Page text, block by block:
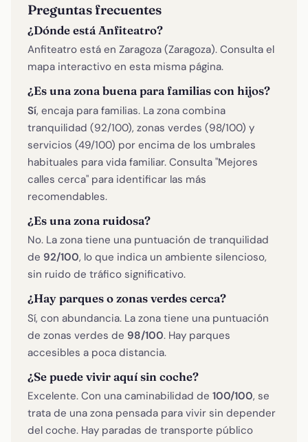
Preguntas frecuentes
¿Dónde está Anfiteatro?
Anfiteatro está en Zaragoza (Zaragoza). Consulta el
mapa interactivo en esta misma página.
¿Es una zona buena para familias con hijos?
Sí, encaja para familias. La zona combina
tranquilidad (92/100), zonas verdes (98/100) y
servicios (49/100) por encima de los umbrales
habituales para vida familiar. Consulta "Mejores
calles cerca" para identificar las más
recomendables.
¿Es una zona ruidosa?
No. La zona tiene una puntuación de tranquilidad
de 92/100, lo que indica un ambiente silencioso,
sin ruido de tráfico significativo.
¿Hay parques o zonas verdes cerca?
Sí, con abundancia. La zona tiene una puntuación
de zonas verdes de 98/100. Hay parques
accesibles a poca distancia.
¿Se puede vivir aquí sin coche?
Excelente. Con una caminabilidad de 100/100, se
trata de una zona pensada para vivir sin depender
del coche. Hay paradas de transporte público